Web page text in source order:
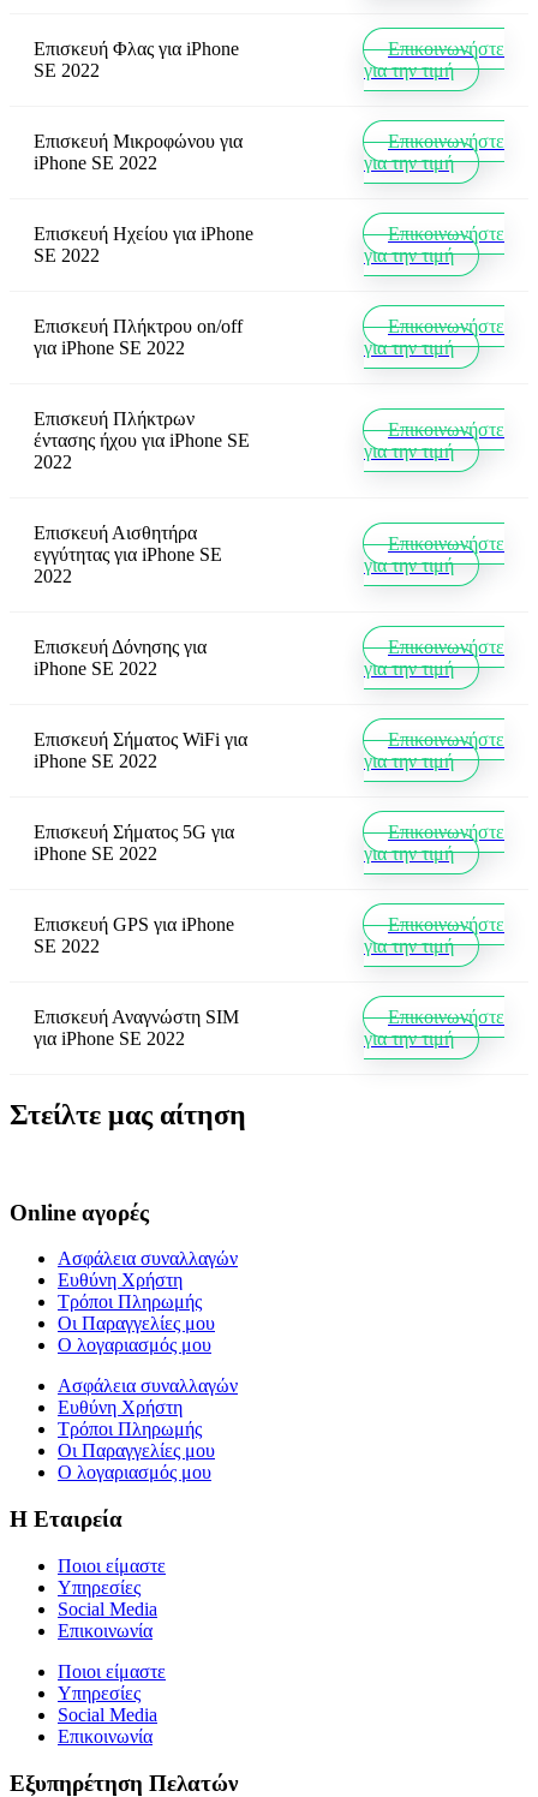
Επισκευή Φλας για iPhone
SE 2022
Επικοινωνήστε
για την τιμή
Επισκευή Μικροφώνου για
iPhone SE 2022
Επικοινωνήστε
για την τιμή
Επισκευή Ηχείου για iPhone
SE 2022
Επικοινωνήστε
για την τιμή
Επισκευή Πλήκτρου on/off
για iPhone SE 2022
Επικοινωνήστε
για την τιμή
Επισκευή Πλήκτρων
έντασης ήχου για iPhone SE
2022
Επικοινωνήστε
για την τιμή
Επισκευή Αισθητήρα
εγγύτητας για iPhone SE
2022
Επικοινωνήστε
για την τιμή
Επισκευή Δόνησης για
iPhone SE 2022
Επικοινωνήστε
για την τιμή
Επισκευή Σήματος WiFi για
iPhone SE 2022
Επικοινωνήστε
για την τιμή
Επισκευή Σήματος 5G για
iPhone SE 2022
Επικοινωνήστε
για την τιμή
Επισκευή GPS για iPhone
SE 2022
Επικοινωνήστε
για την τιμή
Επισκευή Αναγνώστη SIM
για iPhone SE 2022
Επικοινωνήστε
για την τιμή
Στείλτε μας αίτηση
Online αγορές
Ασφάλεια συναλλαγών
Ευθύνη Χρήστη
Τρόποι Πληρωμής
Οι Παραγγελίες μου
Ο λογαριασμός μου
Ασφάλεια συναλλαγών
Ευθύνη Χρήστη
Τρόποι Πληρωμής
Οι Παραγγελίες μου
Ο λογαριασμός μου
Η Εταιρεία
Ποιοι είμαστε
Υπηρεσίες
Social Media
Επικοινωνία
Ποιοι είμαστε
Υπηρεσίες
Social Media
Επικοινωνία
Εξυπηρέτηση Πελατών